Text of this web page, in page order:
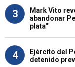
3
Mark Vito
abandonar
plata"
4
Ejército del
detenido